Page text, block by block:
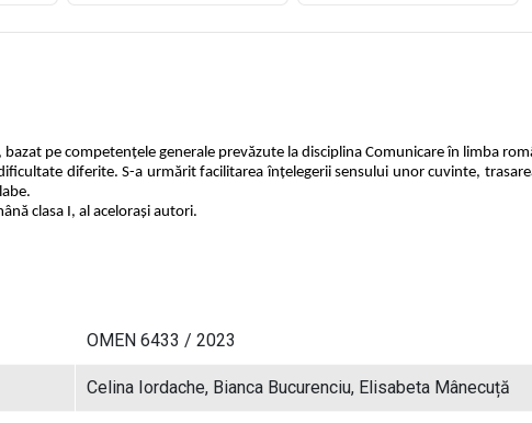
pe competenţele generale prevăzute la disciplina Comunicare în limba
diferite. S-a urmărit facilitarea înţelegerii sensului unor cuvinte,
clasa I, al acelorași autori.
OMEN 6433 / 2023
Celina Iordache, Bianca Bucurenciu, Elisabeta Mânecuță